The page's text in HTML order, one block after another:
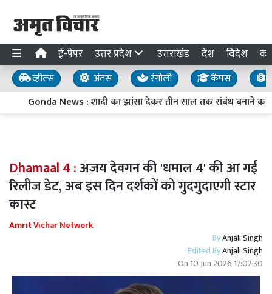
ई-पेपर उत्तर प्रदेश उत्तराखंड देश विदेश
व्हील्स अंतस रंगोली कैंपस
Gonda News : शादी का झांसा देकर तीन साल तक संबंध बनाने का
Dhamaal 4 :अजय देवगन की 'धमाल 4' की आ गई
रिलीज डेट, अब इस दिन दर्शकों को गुदगुदाएगी स्टार
कास्ट
Amrit Vichar Network
ByAnjali Singh
Edited ByAnjali Singh
On 10 Jun 2026 17:02:30